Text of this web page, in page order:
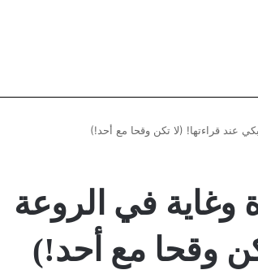
عند قراءتها! (لا تكن وقحا مع أحد!)
وغاية في الروعة
وقحا مع أحد!)